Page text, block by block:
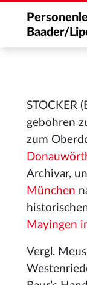
Baader/
STOCKER
gebohren
zum
Archivar,
München
Mayingen
Vergl.